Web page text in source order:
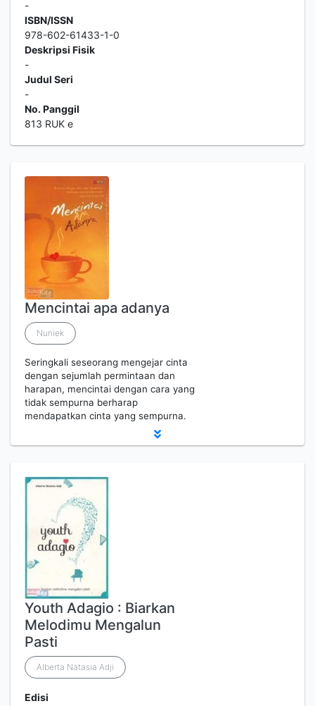
-
ISBN/ISSN
978-602-61433-1-0
Deskripsi Fisik
-
Judul Seri
-
No. Panggil
813 RUK e
Mencintai apa adanya
Nuniek
Seringkali seseorang mengejar cinta
dengan sejumlah permintaan dan
harapan, mencintai dengan cara yang
tidak sempurna berharap
mendapatkan cinta yang sempurna.
Youth Adagio : Biarkan
Melodimu Mengalun
Pasti
Alberta Natasia Adji
Edisi